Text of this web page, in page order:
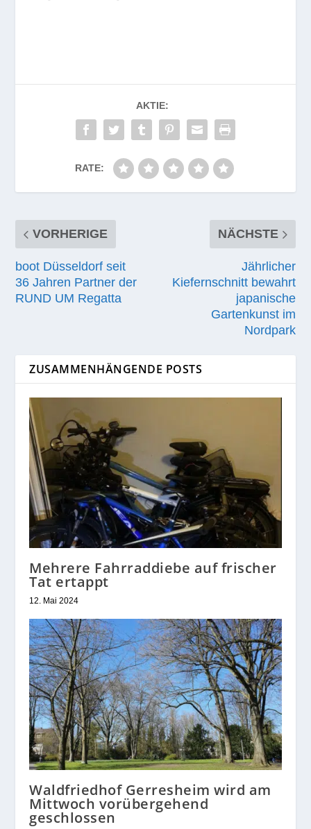
AKTIE:
RATE:
VORHERIGE
boot Düsseldorf seit
36 Jahren Partner der
RUND UM Regatta
NÄCHSTE
Jährlicher
Kiefernschnitt bewahrt
japanische
Gartenkunst im
Nordpark
ZUSAMMENHÄNGENDE POSTS
Mehrere Fahrraddiebe auf frischer
Tat ertappt
12. Mai 2024
Waldfriedhof Gerresheim wird am
Mittwoch vorübergehend
geschlossen